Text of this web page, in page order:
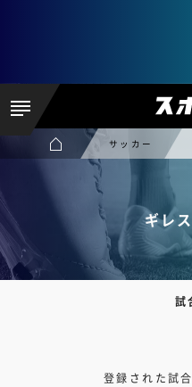
サッカー
ギレ
試
登録された試